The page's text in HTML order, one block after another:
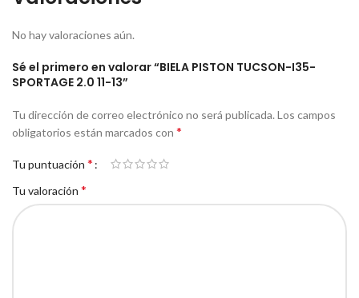
No hay valoraciones aún.
Sé el primero en valorar “BIELA PISTON TUCSON-I35-
SPORTAGE 2.0 11-13”
Tu dirección de correo electrónico no será publicada. Los campos
obligatorios están marcados con *
Tu puntuación *
Tu valoración *